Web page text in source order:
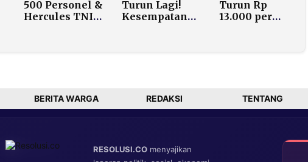
500 Personel &
Hercules TNI
Turun Lagi!
Kesempatan
Turun Rp
13.000 per
BERITA WARGA REDAKSI TENTANG
RESOLUSI.CO menyajikan